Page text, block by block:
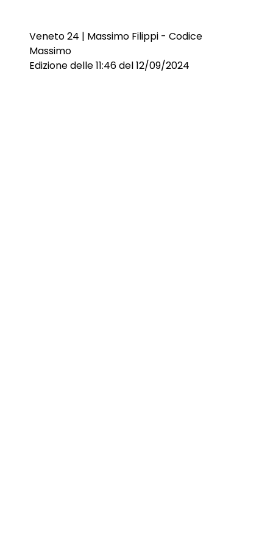
Veneto 24 | Massimo Filippi - Codice
Massimo
Edizione delle 11:46 del 12/09/2024